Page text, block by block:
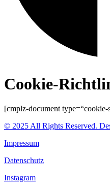
Cookie-
[cmplz-document type=“cookie-
© 2025 All Rights Reserved.
Impressum
Datenschutz
Instagram